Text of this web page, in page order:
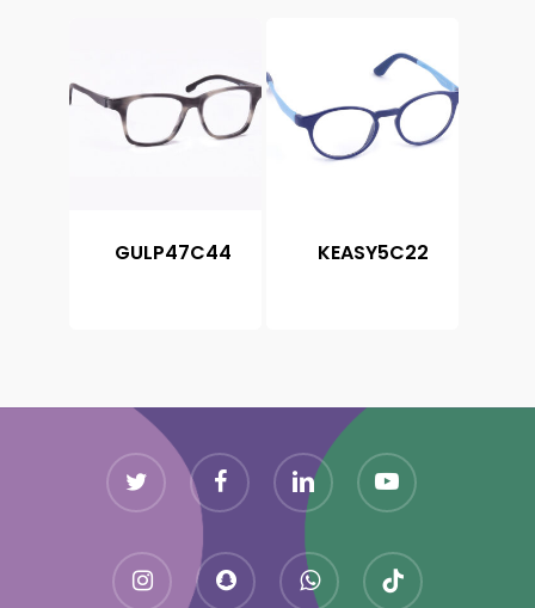
KEASY5C22
GULP47C44
Twitter Facebook Linkedin Youtube
Instagram Snapchat Whatsapp Tiktok